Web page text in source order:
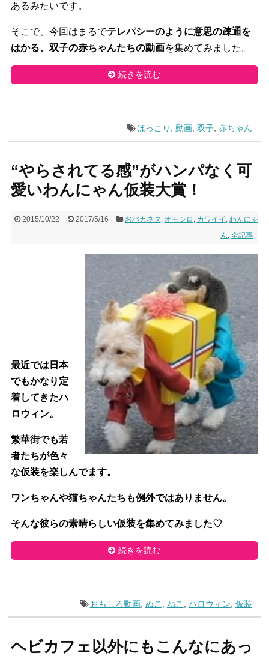
あるみたいです。
そこで、今回はまるでテレパシーのように意思の疎通を
はかる、双子の赤ちゃんたちの動画を集めてみました。
続きを読む
ほっこり 動画, 双子, 赤ちゃん
“やらされてる感”がハンパなく可
愛いわんにゃん仮装大賞！
2015/10/22 2017/5/16 おバカネタ , オモシロ , カワイイ , わんにゃ
ん,全記事
最近では日本
でもかなり定
着してきたハ
ロウィン。
繁華街でも若
者たちが色々
な仮装を楽しんでます。
ワンちゃんや猫ちゃんたちも例外ではありません。
そんな彼らの素晴らしい仮装を集めてみました♡
続きを読む
おもしろ動画, ぬこ ねこ ハロウィン 仮装
ヘビカフェ以外にもこんなにあっ